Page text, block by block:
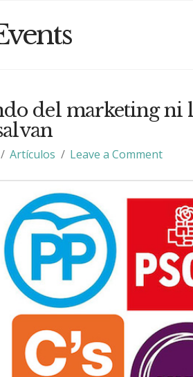
del marketing ni
Artículos Leave a Comment